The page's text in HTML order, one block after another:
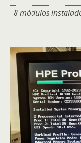
8 módulos